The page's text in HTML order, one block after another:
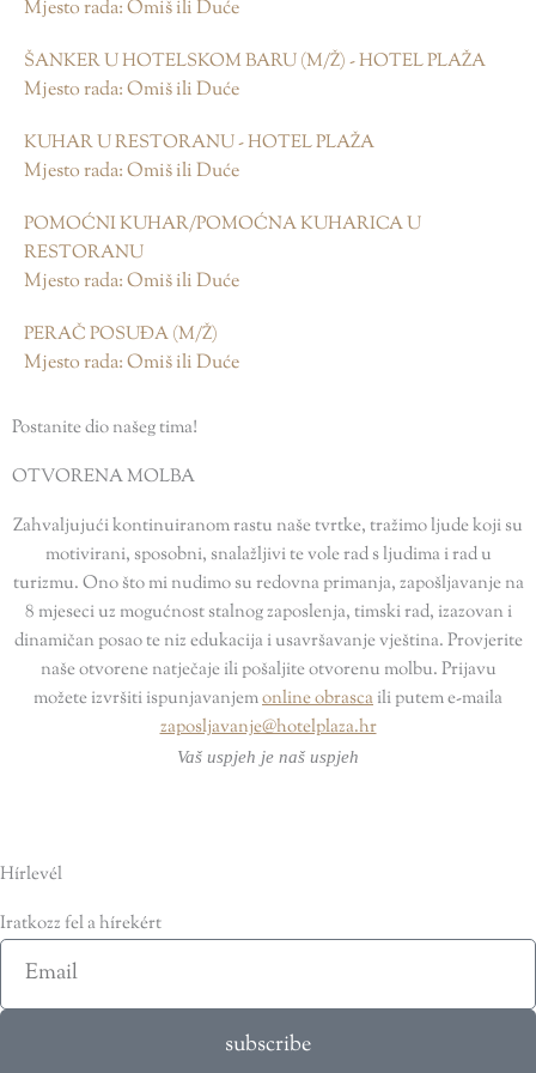
Mjesto rada: Omiš ili Duće
ŠANKER U HOTELSKOM BARU (M/Ž) - HOTEL PLAŽA
Mjesto rada: Omiš ili Duće
KUHAR U RESTORANU - HOTEL PLAŽA
Mjesto rada: Omiš ili Duće
POMOĆNI KUHAR/POMOĆNA KUHARICA U
RESTORANU
Mjesto rada: Omiš ili Duće
PERAČ POSUĐA (M/Ž)
Mjesto rada: Omiš ili Duće
Postanite dio našeg tima!
OTVORENA MOLBA
Zahvaljujući kontinuiranom rastu naše tvrtke, tražimo ljude koji su
motivirani, sposobni, snalažljivi te vole rad s ljudima i rad u
turizmu. Ono što mi nudimo su redovna primanja, zapošljavanje na
8 mjeseci uz mogućnost stalnog zaposlenja, timski rad, izazovan i
dinamičan posao te niz edukacija i usavršavanje vještina. Provjerite
naše otvorene natječaje ili pošaljite otvorenu molbu. Prijavu
možete izvršiti ispunjavanjemonline obrascaili putem e-maila
zaposljavanje@hotelplaza.hr
Vaš uspjeh je naš uspjeh
Hírlevél
Iratkozz fel a hírekért
Email
subscribe